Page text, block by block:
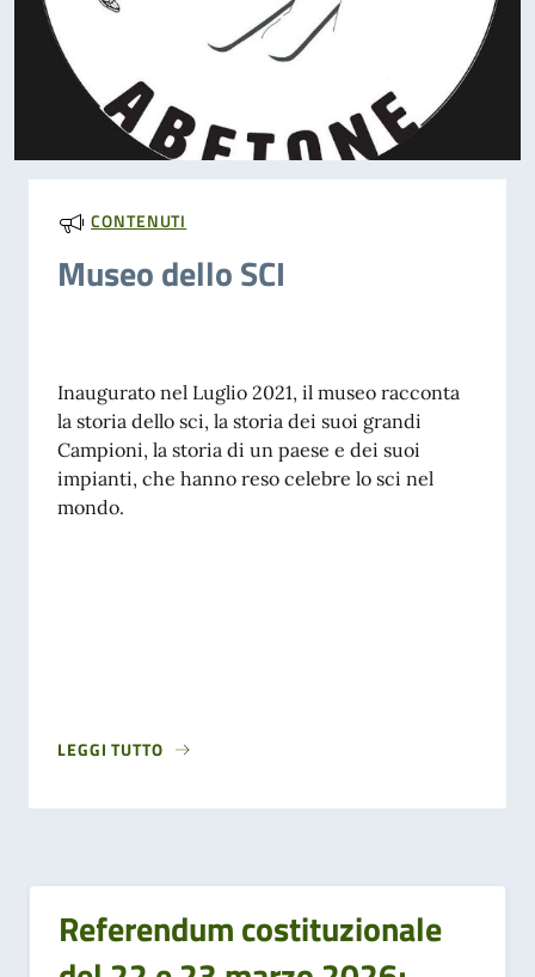
CONTENUTI
Museo dello SCI
Inaugurato nel Luglio 2021, il museo racconta
la storia dello sci, la storia dei suoi grandi
Campioni, la storia di un paese e dei suoi
impianti, che hanno reso celebre lo sci nel
mondo.
LEGGI TUTTO
Referendum costituzionale